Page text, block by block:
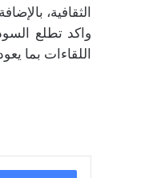
الثقافية،
واكد تطلع
اللقاءات بما